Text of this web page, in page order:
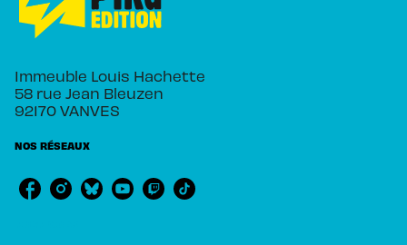
Immeuble Louis Hachette
58 rue Jean Bleuzen
92170 VANVES
NOS RÉSEAUX